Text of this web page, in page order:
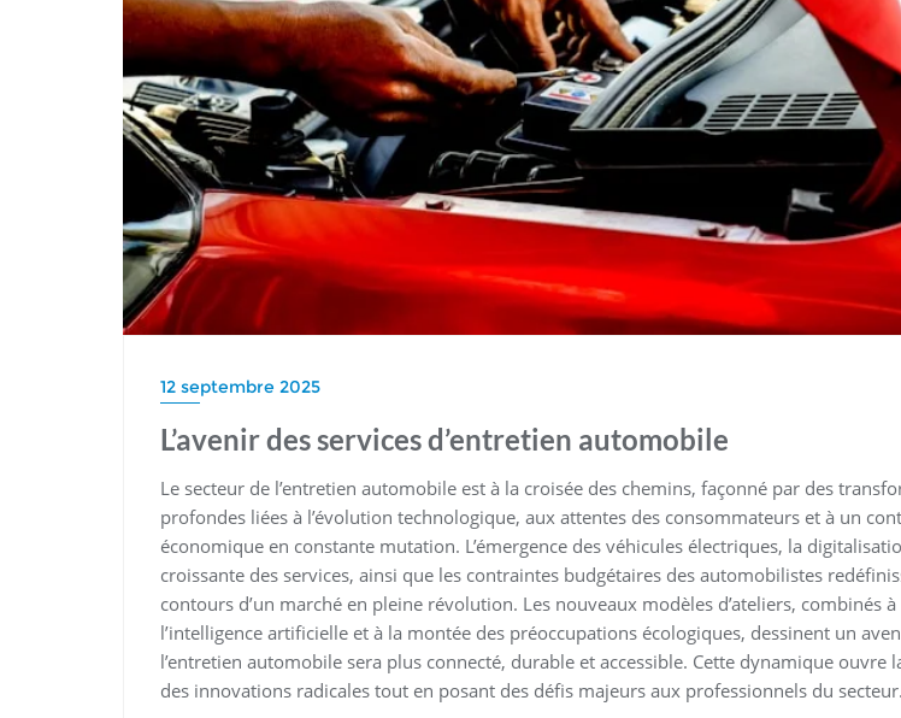
12 septembre 2025
L’avenir des services d’entretien automobile
Le secteur de l’entretien automobile est à la croisée des chemins, façonné par des
profondes liées à l’évolution technologique, aux attentes des consommateurs et à un
économique en constante mutation. L’émergence des véhicules électriques, la
croissante des services, ainsi que les contraintes budgétaires des automobilistes
contours d’un marché en pleine révolution. Les nouveaux modèles d’ateliers, combinés à
l’intelligence artificielle et à la montée des préoccupations écologiques, dessinent un
l’entretien automobile sera plus connecté, durable et accessible. Cette dynamique ouvre
des innovations radicales tout en posant des défis majeurs aux professionnels du secteur.